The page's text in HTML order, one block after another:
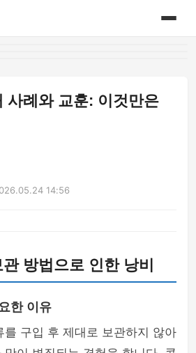
사례와 교훈: 이것만은
14:56
방법으로 인한 낭비
한 이유
를 구입 후 제대로 보관하지 않아